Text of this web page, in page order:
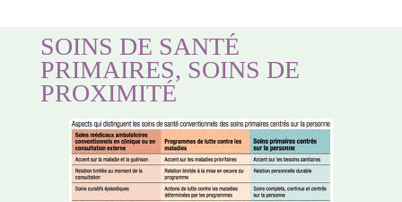
SOINS DE SANTÉ
PRIMAIRES, SOINS DE
PROXIMITÉ